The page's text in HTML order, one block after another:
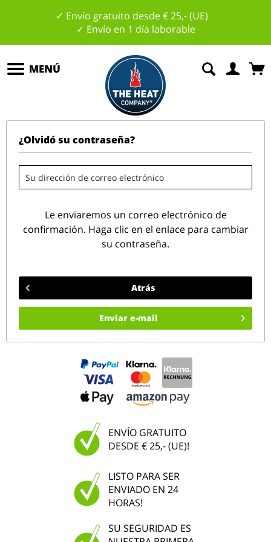
✓ Envío gratuito desde € 25,- (UE)
✓ Envío en 1 día laborable
MENÚ
¿Olvidó su contraseña?
Le enviaremos un correo electrónico de
confirmación. Haga clic en el enlace para cambiar
su contraseña.
Atrás
Enviar e-mail
ENVÍO GRATUITO
DESDE € 25,- (UE)!
LISTO PARA SER
ENVIADO EN 24
HORAS!
SU SEGURIDAD ES